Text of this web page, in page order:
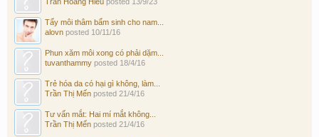
Tẩy môi thâm bẩm sinh cho nam...
alovn posted 10/11/16
Phun xăm môi xong có phải dặm...
tuvanthammy posted 18/4/16
Trẻ hóa da có hại gì không, làm...
Trần Thị Mến posted 21/4/16
Tư vấn mắt: Hai mí mắt không...
Trần Thị Mến posted 21/4/16